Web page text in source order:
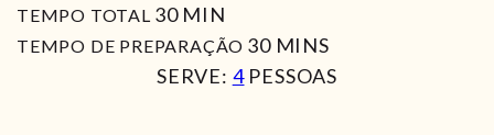
TEMPO TOTAL 30MIN
MIN
TEMPO DE PREPARAÇÃO 30MIN
MINS
SERVE: 4 PESSOAS